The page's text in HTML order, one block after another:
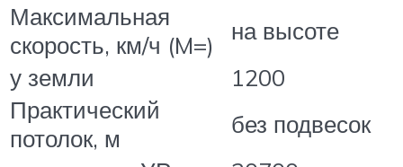
Максимальная
скорость, км/ч (M=)
на высоте
у земли
1200
Практический
потолок, м
без подвесок